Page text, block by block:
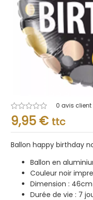
Note
0.001
sur
0 avis client
9,95 € ttc
Ballon happy birthday
Ballon en
Couleur noir
Dimension : 46cm
Durée de vie : 7